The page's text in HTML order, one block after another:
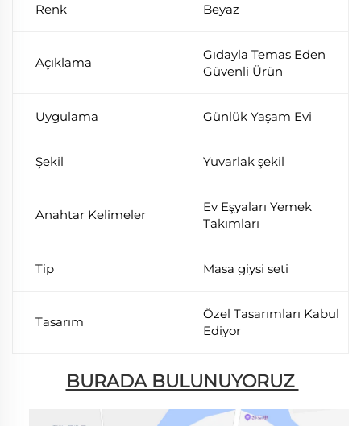
Renk Beyaz
Açıklama
Gıdayla Temas Eden
Güvenli Ürün
Uygulama Günlük Yaşam Evi
Şekil Yuvarlak şekil
Anahtar Kelimeler
Ev Eşyaları Yemek
Takımları
Tip Masa giysi seti
Tasarım
Özel Tasarımları Kabul
Ediyor
BURADA BULUNUYORUZ